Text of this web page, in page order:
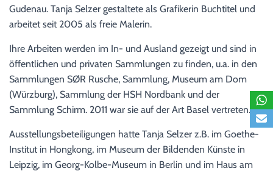
Gudenau. Tanja Selzer gestaltete als Grafikerin Buchtitel und
arbeitet seit 2005 als freie Malerin.
Ihre Arbeiten werden im In- und Ausland gezeigt und sind in
öffentlichen und privaten Sammlungen zu finden, u.a. in den
Sammlungen SØR Rusche, Sammlung, Museum am Dom
(Würzburg), Sammlung der HSH Nordbank und der
Sammlung Schirm. 2011 war sie auf der Art Basel vertreten.
Ausstellungsbeteiligungen hatte Tanja Selzer z.B. im Goethe-
Institut in Hongkong, im Museum der Bildenden Künste in
Leipzig, im Georg-Kolbe-Museum in Berlin und im Haus am